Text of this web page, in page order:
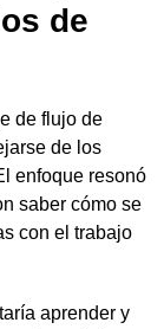
de
de flujo de
de los
enfoque resonó
saber cómo se
con el trabajo
aprender y